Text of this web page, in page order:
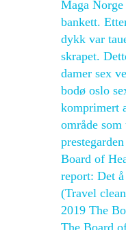
Maga Norge
bankett.
dykk var
skrapet.
damer sex
bodø oslo
komprimert
område
Board of
report: Det
(Travel
2019 The
The Board